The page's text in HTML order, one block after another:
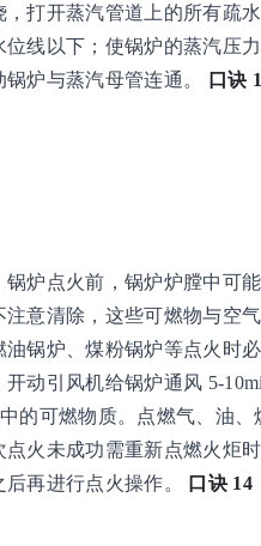
打开蒸汽管道上的所有疏
线以下；使锅炉的蒸汽压
炉与蒸汽母管连通。
口诀
炉点火前，锅炉炉膛中可
意清除，这些可燃物与空
锅炉、煤粉锅炉等点火时
动引风机给锅炉通风 5-
的可燃物质。点燃气、油
火未成功需重新点燃火炬
再进行点火操作。
口诀 14